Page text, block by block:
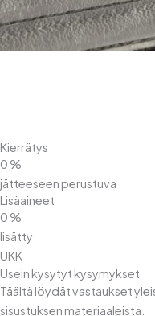
Kierrätys
0 %
jätteeseen perustuva
Lisäaineet
0 %
lisätty
UKK
Usein kysytyt kysymykset
Täältä löydät vastaukset
sisustuksen materiaaleista.